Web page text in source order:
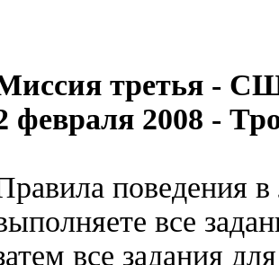
третья -
февраля 2008 -
поведения
все
все задания